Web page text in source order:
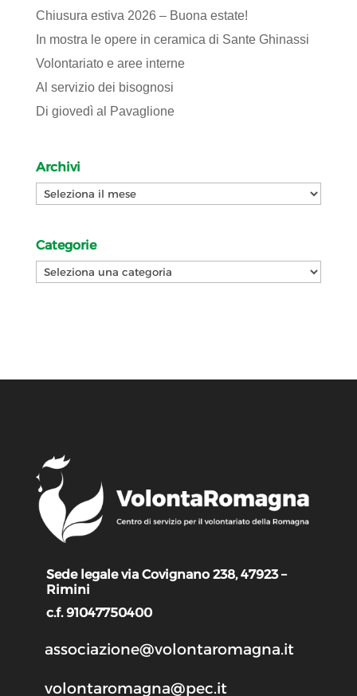
Chiusura estiva 2026 – Buona estate!
In mostra le opere in ceramica di Sante Ghinassi
Volontariato e aree interne
Al servizio dei bisognosi
Di giovedì al Pavaglione
Archivi
Archivi
Categorie
Categorie
Sede legale via Covignano 238, 47923 –
Rimini
c.f. 91047750400
associazione@volontaromagna.it
volontaromagna@pec.it